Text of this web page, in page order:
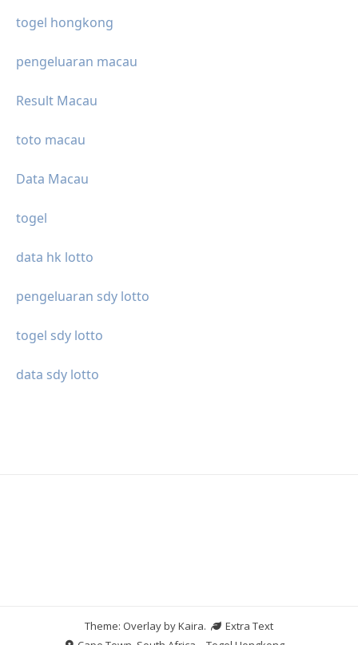
togel hongkong
pengeluaran macau
Result Macau
toto macau
Data Macau
togel
data hk lotto
pengeluaran sdy lotto
togel sdy lotto
data sdy lotto
Theme: Overlay byKaira.
Extra Text